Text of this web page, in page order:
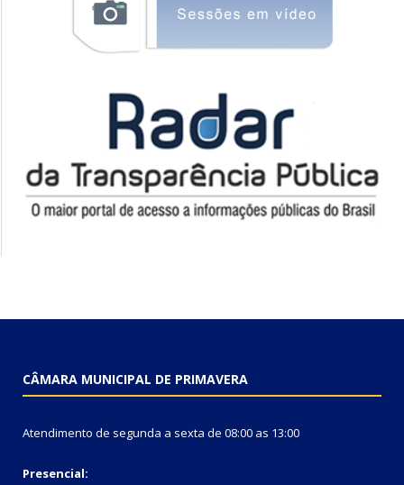
CÂMARA MUNICIPAL DE PRIMAVERA
Atendimento de segunda a sexta de 08:00 as 13:00
Presencial: